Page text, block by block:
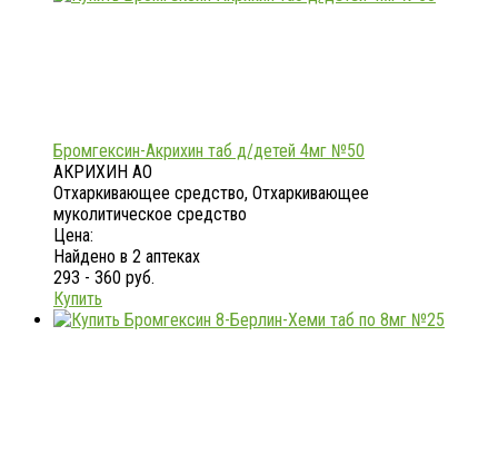
Бромгексин-Акрихин таб д/детей 4мг №50
АКРИХИН АО
Отхаркивающее средство, Отхаркивающее
муколитическое средство
Цена:
Найдено в 2 аптеках
293 - 360 руб.
Купить